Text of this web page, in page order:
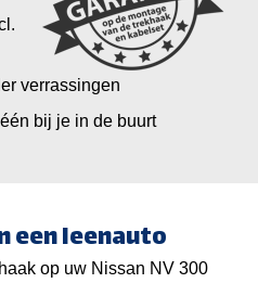
verrassingen
bij je in de buurt
een leenauto
op uw Nissan NV 300